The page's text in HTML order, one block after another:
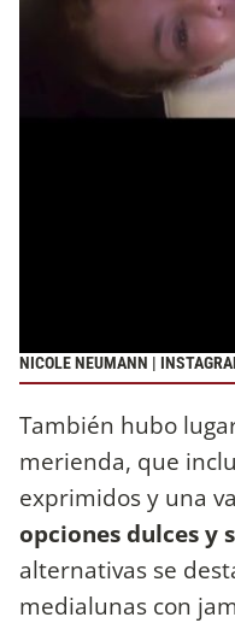
NICOLE NEUMANN |
También hubo
merienda, que
exprimidos y una
opciones dulces y
alternativas se
medialunas con